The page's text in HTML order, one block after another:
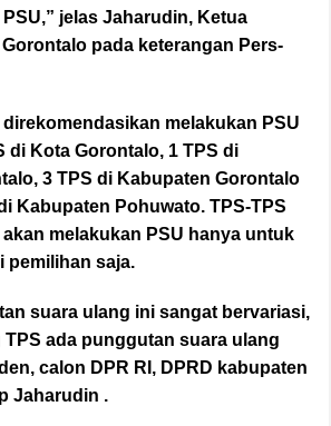
jelas Jaharudin, Ketua
pada keterangan Pers-
melakukan PSU
di Kota Gorontalo, 1 TPS di
3 TPS di Kabupaten Gorontalo
Kabupaten Pohuwato. TPS-TPS
melakukan PSU hanya untuk
pemilihan saja.
suara ulang ini sangat bervariasi,
ada punggutan suara ulang
calon DPR RI, DPRD kabupaten
Jaharudin .